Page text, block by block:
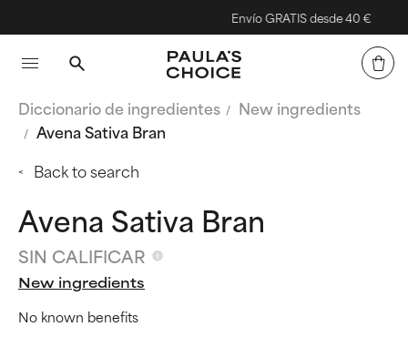
Envío GRATIS desde 40 €
Diccionario de ingredientes
New ingredients
Avena Sativa Bran
Back to search
Avena Sativa Bran
SIN CALIFICAR
New ingredients
No known benefits